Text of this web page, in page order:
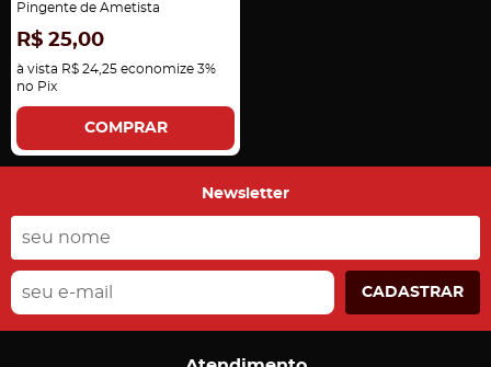
Pingente de Ametista
R$ 25,00
à vista R$ 24,25 economize 3%
no Pix
COMPRAR
Newsletter
CADASTRAR